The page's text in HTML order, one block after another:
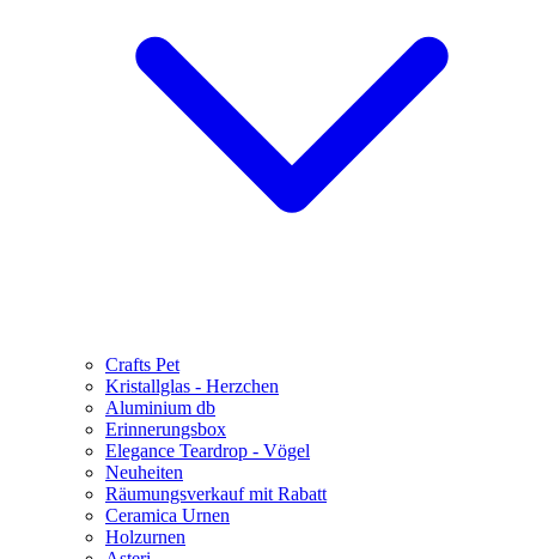
Crafts Pet
Kristallglas - Herzchen
Aluminium db
Erinnerungsbox
Elegance Teardrop - Vögel
Neuheiten
Räumungsverkauf mit Rabatt
Ceramica Urnen
Holzurnen